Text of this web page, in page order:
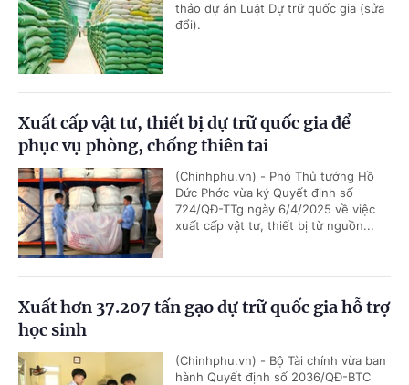
thảo dự án Luật Dự trữ quốc gia (sửa
đổi).
Xuất cấp vật tư, thiết bị dự trữ quốc gia để
phục vụ phòng, chống thiên tai
(Chinhphu.vn) - Phó Thủ tướng Hồ
Đức Phớc vừa ký Quyết định số
724/QĐ-TTg ngày 6/4/2025 về việc
xuất cấp vật tư, thiết bị từ nguồn...
Xuất hơn 37.207 tấn gạo dự trữ quốc gia hỗ trợ
học sinh
(Chinhphu.vn) - Bộ Tài chính vừa ban
hành Quyết định số 2036/QĐ-BTC